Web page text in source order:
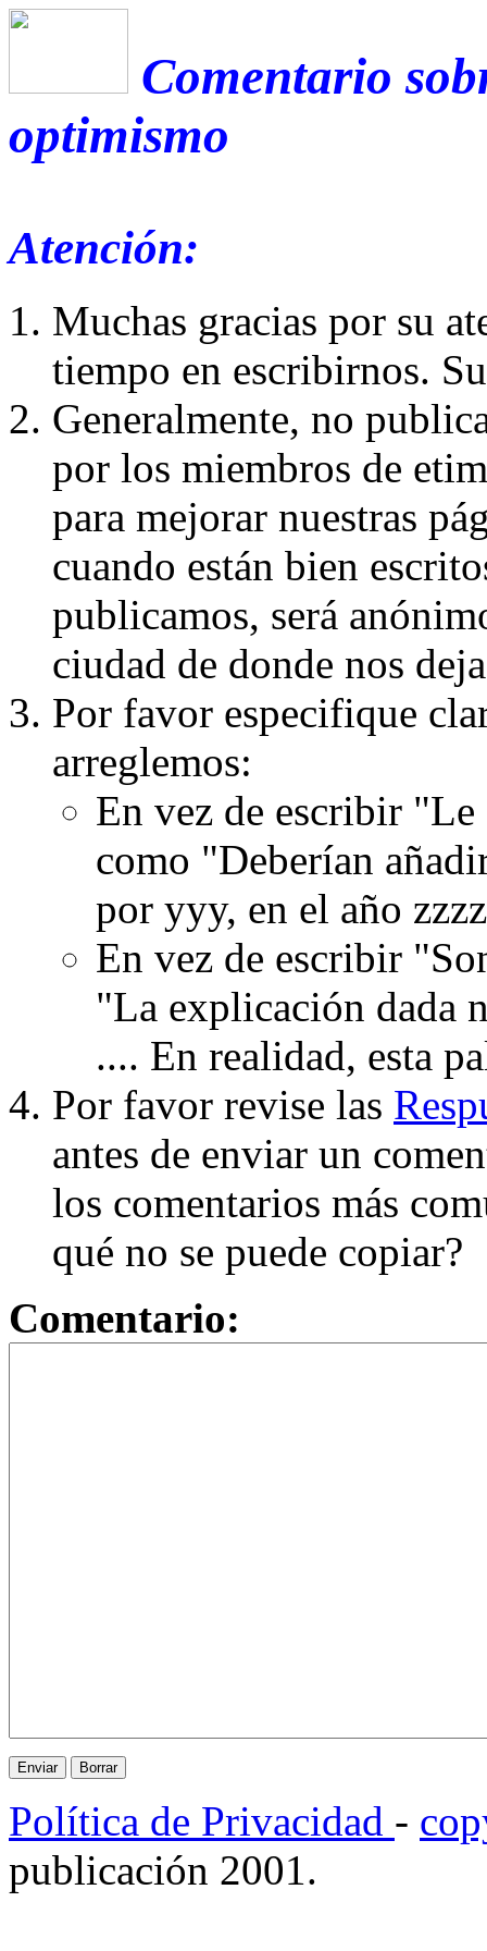
Comentario
optimismo
Atención:
Muchas gracias por su
tiempo en escribirnos.
Generalmente, no
por los miembros de
para mejorar nuestras
cuando están bien
publicamos, será
ciudad de donde nos
Por favor especifique
arreglemos:
En vez de escribir
como "Deberían
por yyy, en el año
En vez de escribir
"La explicación dada
.... En realidad, esta
Por favor revise las
antes de enviar un
los comentarios más
qué no se puede copiar?
Comentario:
Política de Privacidad -
publicación 2001.